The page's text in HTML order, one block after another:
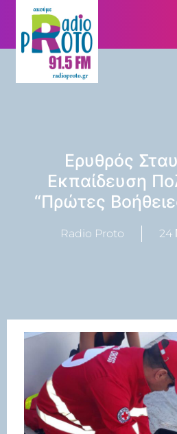
Ερυθρός
Εκπαίδευση
“πρώτες
Radio Proto 24